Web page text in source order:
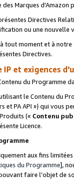
Marques
Directives
ou une nouvelle
tout moment et à
Directives.
IP et exigences
du Programme
le Contenu du
et PA API ») qui vous
(« Contenu
Licence.
aux fins
du Programme],
faire l'objet de